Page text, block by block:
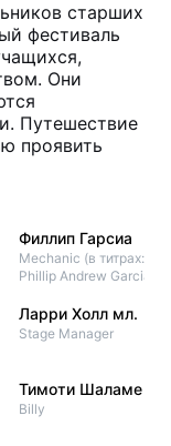
старших
фестиваль
Они
Путешествие
проявить
Филлип Гарсиа
Mechanic (в титрах:
Phillip Andrew Garcia)
Ларри Холл мл.
Stage Manager
Тимоти Шаламе
Billy